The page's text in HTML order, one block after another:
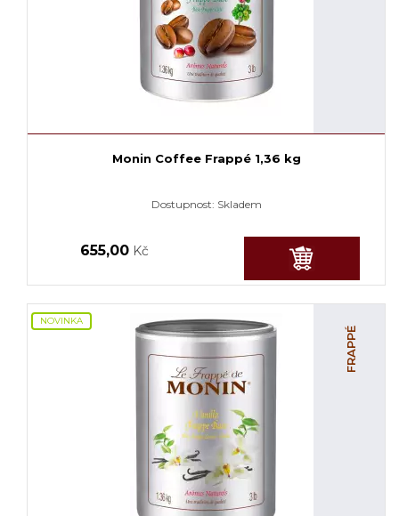
Monin Coffee Frappé 1,36 kg
Dostupnost: Skladem
655,00 Kč
NOVINKA
FRAPPÉ